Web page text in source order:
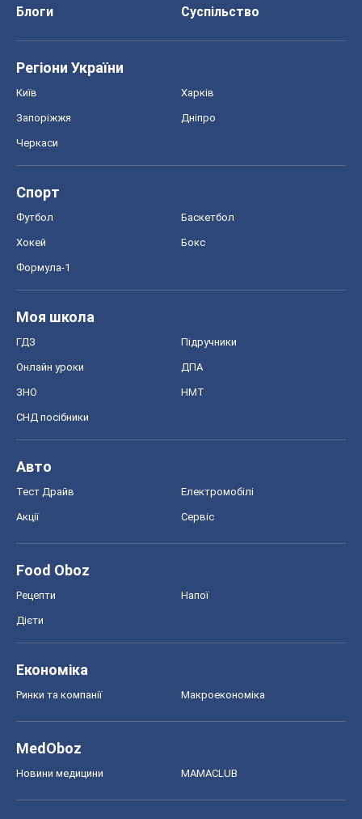
Блоги
Суспільство
Регіони України
Київ Харків
Запоріжжя Дніпро
Черкаси
Спорт
Футбол Баскетбол
Хокей Бокс
Формула-1
Моя школа
ГДЗ Підручники
Онлайн уроки ДПА
ЗНО НМТ
СНД посібники
Авто
Тест Драйв Електромобілі
Акції Сервіс
Food Oboz
Рецепти Напої
Дієти
Економіка
Ринки та компанії Макроекономіка
MedOboz
Новини медицини MAMACLUB